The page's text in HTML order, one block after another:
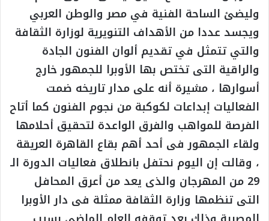
وليضئ الساحة الفنية في مصر والوطن العربي
ويجسد عددا من الأهداف التنويرية لوزارة الثقافة
والتي تتمثل في تقديم ألوان الفنون الجادة
والراقية التى تختص بها الأوبرا للجمهور خارج
أسوارها ، مشيرة أنه على مدار تاريخه ضمت
الفعاليات إبداعات لكوكبة من نجوم الفنون كما أتاح
الفرصة للمواهب والفرق الواعدة لتحقيق أحلامها
ولقاء الجمهور فى أحد أهم بقاع القاهرة العريقة
، وقالت إن اليوم نحتفل بانطلاق فعاليات الدورة الـ
29 من المهرجان والذى يعد من أعرق المحافل
التى تنظمها وزارة الثقافة ممثلة فى دار الأوبرا